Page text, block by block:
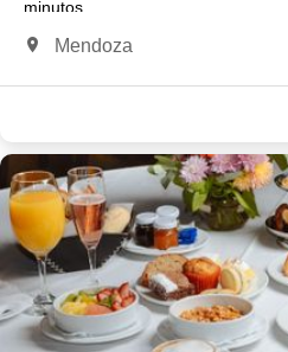
minutos.
Elija compartir un momento especial
Spa & Tarde de té
Reservas : +5492615194284
spa@diplomatihotel.com.ar
Mendoza